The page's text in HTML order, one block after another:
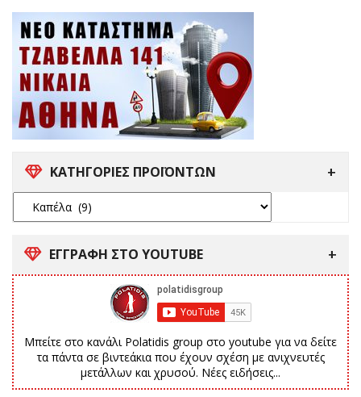
ΚΑΤΗΓΟΡΙΕΣ ΠΡΟΪΟΝΤΩΝ
ΕΓΓΡΑΦΗ ΣΤΟ YOUTUBE
Μπείτε στο κανάλι Polatidis group στο youtube για να δείτε
τα πάντα σε βιντεάκια που έχουν σχέση με ανιχνευτές
μετάλλων και χρυσού. Νέες ειδήσεις...